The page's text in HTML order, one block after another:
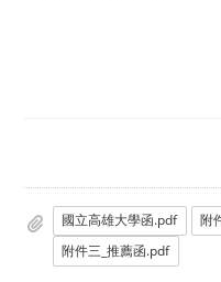
國立高雄大學函.pdf 附
附件三_推薦函.pdf